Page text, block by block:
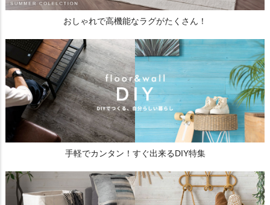
おしゃれで高機能なラグがたくさん！
手軽でカンタン！すぐ出来るDIY特集